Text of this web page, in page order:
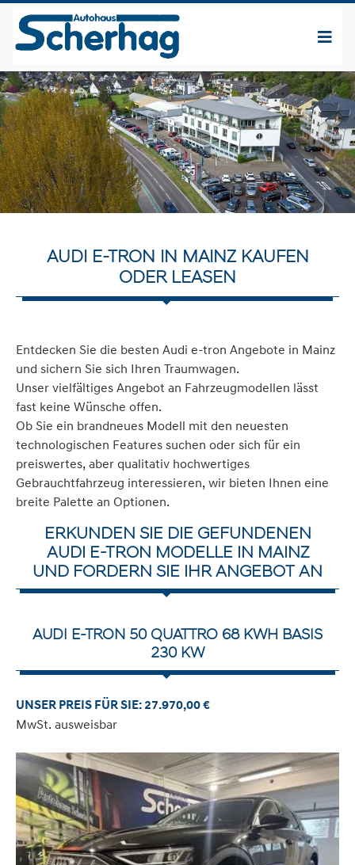
AUDI E-TRON IN MAINZ KAUFEN
ODER LEASEN
Entdecken Sie die besten Audi e-tron Angebote in Mainz
und sichern Sie sich Ihren Traumwagen.
Unser vielfältiges Angebot an Fahrzeugmodellen lässt
fast keine Wünsche offen.
Ob Sie ein brandneues Modell mit den neuesten
technologischen Features suchen oder sich für ein
preiswertes, aber qualitativ hochwertiges
Gebrauchtfahrzeug interessieren, wir bieten Ihnen eine
breite Palette an Optionen.
ERKUNDEN SIE DIE GEFUNDENEN
AUDI E-TRON MODELLE IN MAINZ
UND FORDERN SIE IHR ANGEBOT AN
AUDI E-TRON 50 QUATTRO 68 KWH BASIS
230 KW
UNSER PREIS FÜR SIE: 27.970,00 €
MwSt. ausweisbar